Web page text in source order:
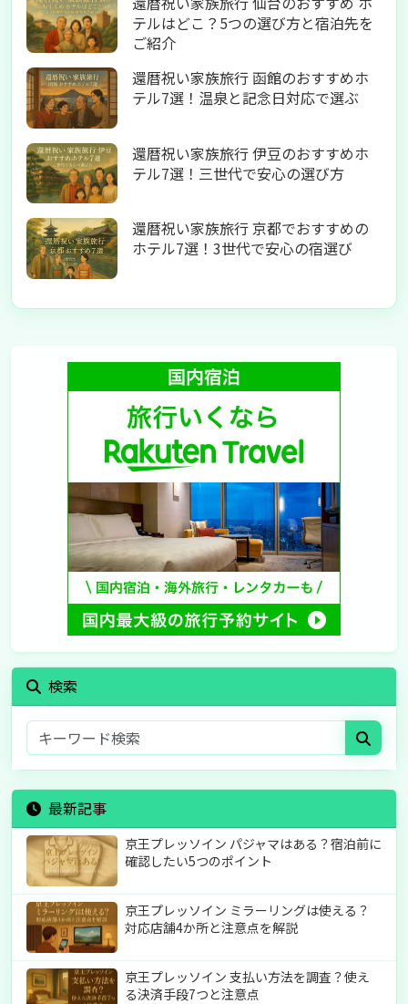
テルはどこ？5つの選び方と宿泊先を
ご紹介
還暦祝い家族旅行 函館のおすすめホ
テル7選！温泉と記念日対応で選ぶ
還暦祝い家族旅行 伊豆のおすすめホ
テル7選！三世代で安心の選び方
還暦祝い家族旅行 京都でおすすめの
ホテル7選！3世代で安心の宿選び
検索
最新記事
京王プレッソイン パジャマはある？宿泊前に
確認したい5つのポイント
京王プレッソイン ミラーリングは使える？
対応店舗4か所と注意点を解説
京王プレッソイン 支払い方法を調査？使え
る決済手段7つと注意点